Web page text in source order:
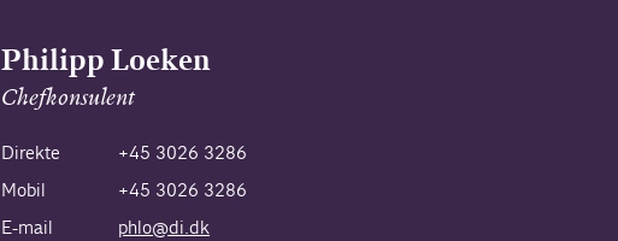
Philipp Loeken
Chefkonsulent
Direkte
+45 3026 3286
Mobil
+45 3026 3286
E-mail
phlo@di.dk